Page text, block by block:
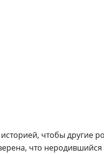
чтобы другие
что